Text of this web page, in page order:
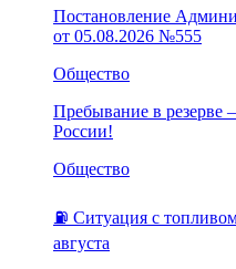
Постановление
от 05.08.2026 №555
Общество
Пребывание в резерве
России!
Общество
⛽️ Ситуация с
августа